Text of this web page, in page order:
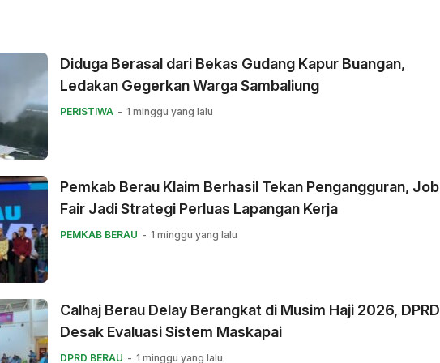
Diduga Berasal dari Bekas Gudang Kapur Buangan,
Ledakan Gegerkan Warga Sambaliung
PERISTIWA 1 minggu yang lalu
Pemkab Berau Klaim Berhasil Tekan Pengangguran, Job
Fair Jadi Strategi Perluas Lapangan Kerja
PEMKAB BERAU 1 minggu yang lalu
Calhaj Berau Delay Berangkat di Musim Haji 2026, DPRD
Desak Evaluasi Sistem Maskapai
DPRD BERAU 1 minggu yang lalu